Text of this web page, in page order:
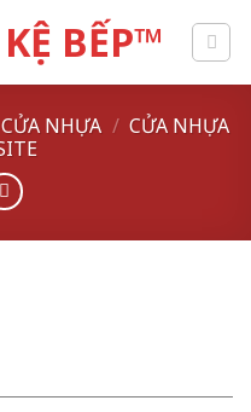
CỬA NHỰA / CỬA NHỰA